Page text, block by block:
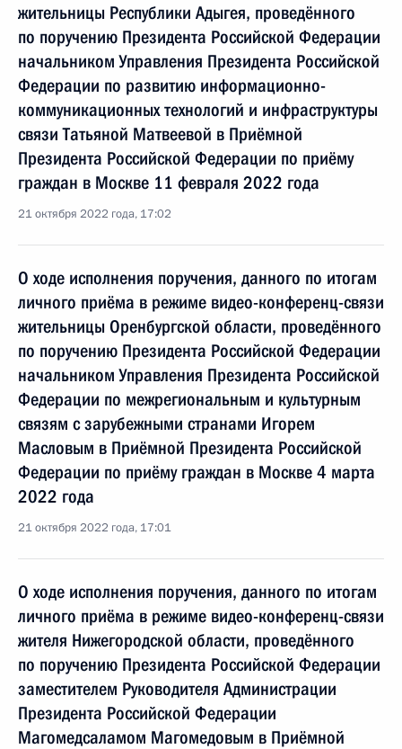
жительницы Республики Адыгея, проведённого
по поручению Президента Российской Федерации
начальником Управления Президента Российской
Федерации по развитию информационно-
коммуникационных технологий и инфраструктуры
связи Татьяной Матвеевой в Приёмной
Президента Российской Федерации по приёму
граждан в Москве 11 февраля 2022 года
21 октября 2022 года, 17:02
О ходе исполнения поручения, данного по итогам
личного приёма в режиме видео-конференц-связи
жительницы Оренбургской области, проведённого
по поручению Президента Российской Федерации
начальником Управления Президента Российской
Федерации по межрегиональным и культурным
связям с зарубежными странами Игорем
Масловым в Приёмной Президента Российской
Федерации по приёму граждан в Москве 4 марта
2022 года
21 октября 2022 года, 17:01
О ходе исполнения поручения, данного по итогам
личного приёма в режиме видео-конференц-связи
жителя Нижегородской области, проведённого
по поручению Президента Российской Федерации
заместителем Руководителя Администрации
Президента Российской Федерации
Магомедсаламом Магомедовым в Приёмной